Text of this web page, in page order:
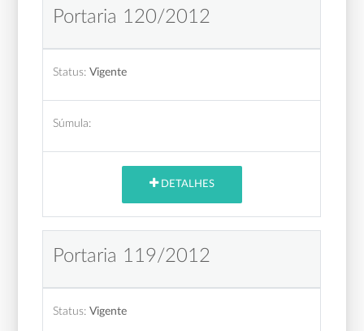
Portaria 120/2012
Status: Vigente
Súmula:
DETALHES
Portaria 119/2012
Status: Vigente